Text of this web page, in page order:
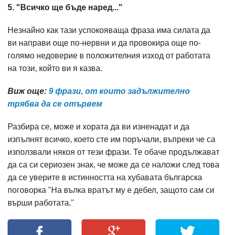
5. "Всичко ще бъде наред..."
Незнайно как тази успокояваща фраза има силата да
ви направи още по-нервни и да провокира още по-
голямо недоверие в положителния изход от работата
на този, който ви я казва.
Виж още: 9 фрази, от които задължително
трябва да се отървем​
Разбира се, може и хората да ви изненадат и да
изпълнят всичко, което сте им поръчали, въпреки че са
използвали някоя от тези фрази. Те обаче продължават
да са си сериозен знак, че може да се наложи след това
да се уверите в истинността на хубавата българска
поговорка "На вълка вратът му е дебел, защото сам си
върши работата."